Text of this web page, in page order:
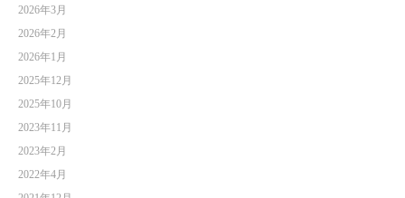
2026年3月
2026年2月
2026年1月
2025年12月
2025年10月
2023年11月
2023年2月
2022年4月